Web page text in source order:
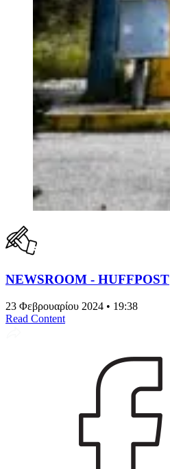
NEWSROOM - HUFFPOST
23 Φεβρουαρίου 2024 • 19:38
Read Content